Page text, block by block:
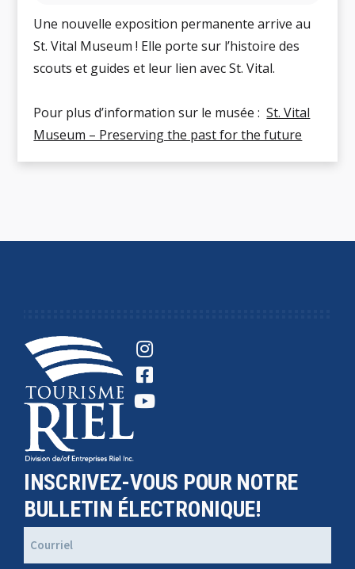
Une nouvelle exposition permanente arrive au
St. Vital Museum ! Elle porte sur l’histoire des
scouts et guides et leur lien avec St. Vital.
Pour plus d’information sur le musée :St. Vital
Museum – Preserving the past for the future
INSCRIVEZ-VOUS POUR NOTRE
BULLETIN ÉLECTRONIQUE!
Courriel
(Nécessaire)